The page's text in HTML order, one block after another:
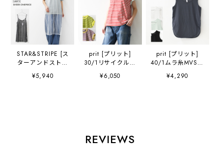
STAR&STRIPE [ス
ターアンドストラ
イプ] SHEER
ONEPIECE
¥5,940
prit [プリット]
30/1リサイクル天
竺カラーボーダー
フレンチスリーブ
LADY'S [2026SS]
¥6,050
prit [プリット]
40/1ムラ糸MVSハ
イゲージ天竺ラウ
ンドヘムノースリ
¥4,290
REVIEWS